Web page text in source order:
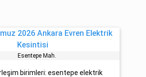
2026 Ankara Evren Elektrik
Kesintisi
Esentepe Mah.
birimleri: esentepe elektrik